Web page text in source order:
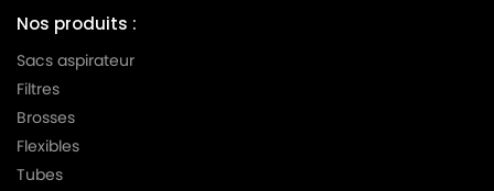
Nos produits :
Sacs aspirateur
Filtres
Brosses
Flexibles
Tubes